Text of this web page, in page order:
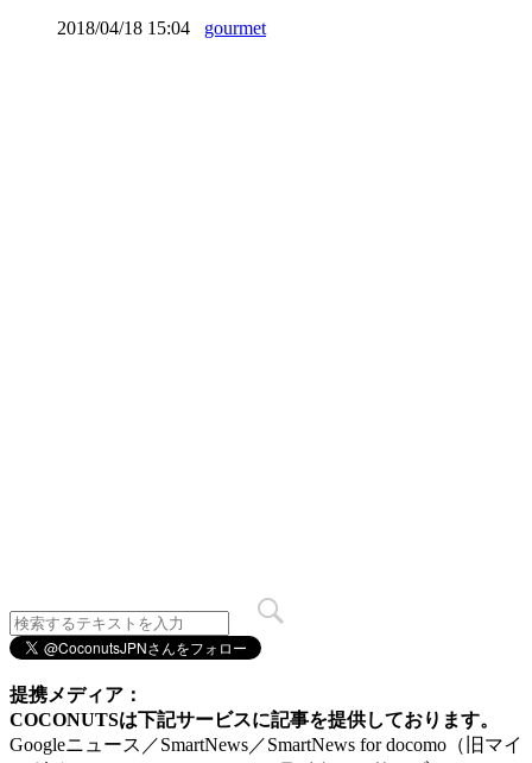
2018/04/18 15:04 gourmet
提携メディア：
COCONUTSは下記サービスに記事を提供しております。
Googleニュース／SmartNews／SmartNews for docomo（旧マイ